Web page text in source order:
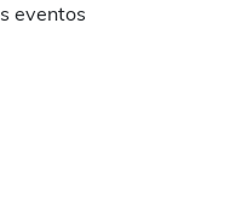
eventos